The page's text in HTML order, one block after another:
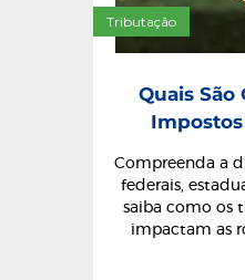
Tributação
Quais São
Impostos
Compreenda a
federais,
saiba como os
impactam as